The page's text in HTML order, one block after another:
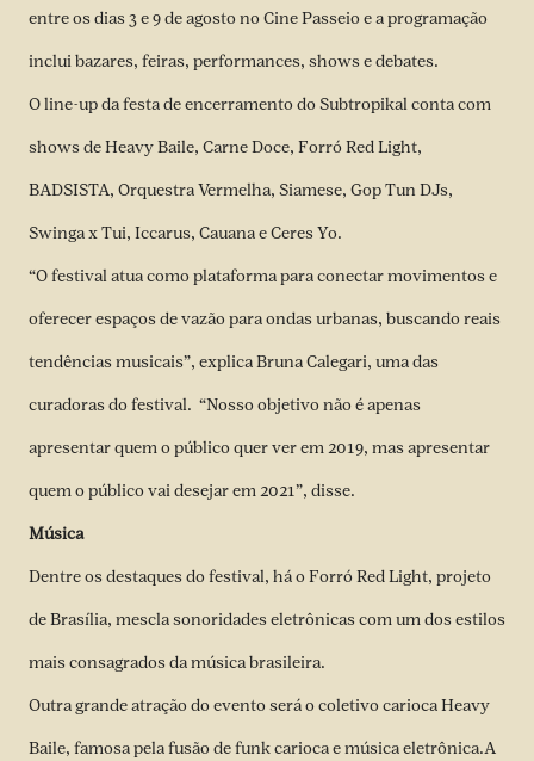
entre os dias 3 e 9 de agosto no Cine Passeio e a programação
inclui bazares, feiras, performances, shows e debates.
O line-up da festa de encerramento do Subtropikal conta com
shows de Heavy Baile, Carne Doce, Forró Red Light,
BADSISTA, Orquestra Vermelha, Siamese, Gop Tun DJs,
Swinga x Tui, Iccarus, Cauana e Ceres Yo.
“O festival atua como plataforma para conectar movimentos e
oferecer espaços de vazão para ondas urbanas, buscando reais
tendências musicais”, explica Bruna Calegari, uma das
curadoras do festival. “Nosso objetivo não é apenas
apresentar quem o público quer ver em 2019, mas apresentar
quem o público vai desejar em 2021”, disse.
Música
Dentre os destaques do festival, há o Forró Red Light, projeto
de Brasília, mescla sonoridades eletrônicas com um dos estilos
mais consagrados da música brasileira.
Outra grande atração do evento será o coletivo carioca Heavy
Baile, famosa pela fusão de funk carioca e música eletrônica.A